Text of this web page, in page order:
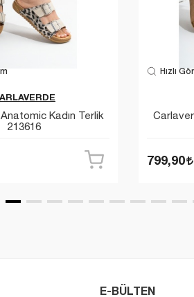
Kadın Terlik
213616
Hızlı
799,90
E-BÜLTEN